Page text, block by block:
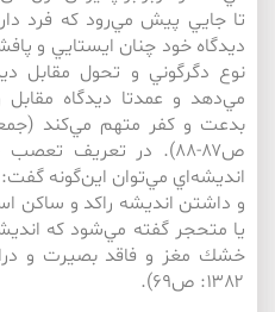
تا جايي پيش مي‌‌رود كه فرد
ديدگاه خود چنان ايستايي و
نوع دگرگوني و تحول مقابل
مي‌‌دهد و عمدتا ديدگاه مقابل
ص۸۷-۸۸). در تعريف
انديشه‌‌اي مي‌‌توان اين‌‌گونه
و داشتن انديشه راكد و ساكن
يا متحجر گفته مي‌‌شود كه
خشك مغز و فاقد بصيرت و
۱۳۸۲: ص۶۹).